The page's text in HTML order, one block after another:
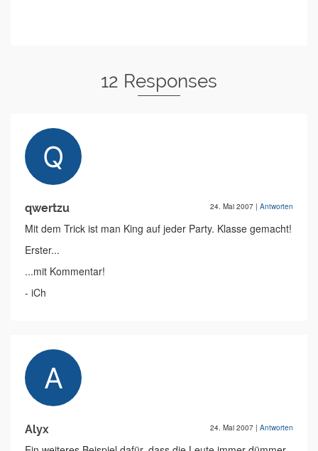
12 Responses
qwertzu 24. Mai 2007 | Antworten
Mit dem Trick ist man King auf jeder Party. Klasse gemacht!
Erster...
...mit Kommentar!
- iCh
Alyx 24. Mai 2007 | Antworten